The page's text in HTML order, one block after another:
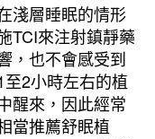
淺層睡眠的情形
TCI來注射鎮靜藥
，也不會感受到
2小時左右的植
醒來，因此經常
當推薦舒眠植